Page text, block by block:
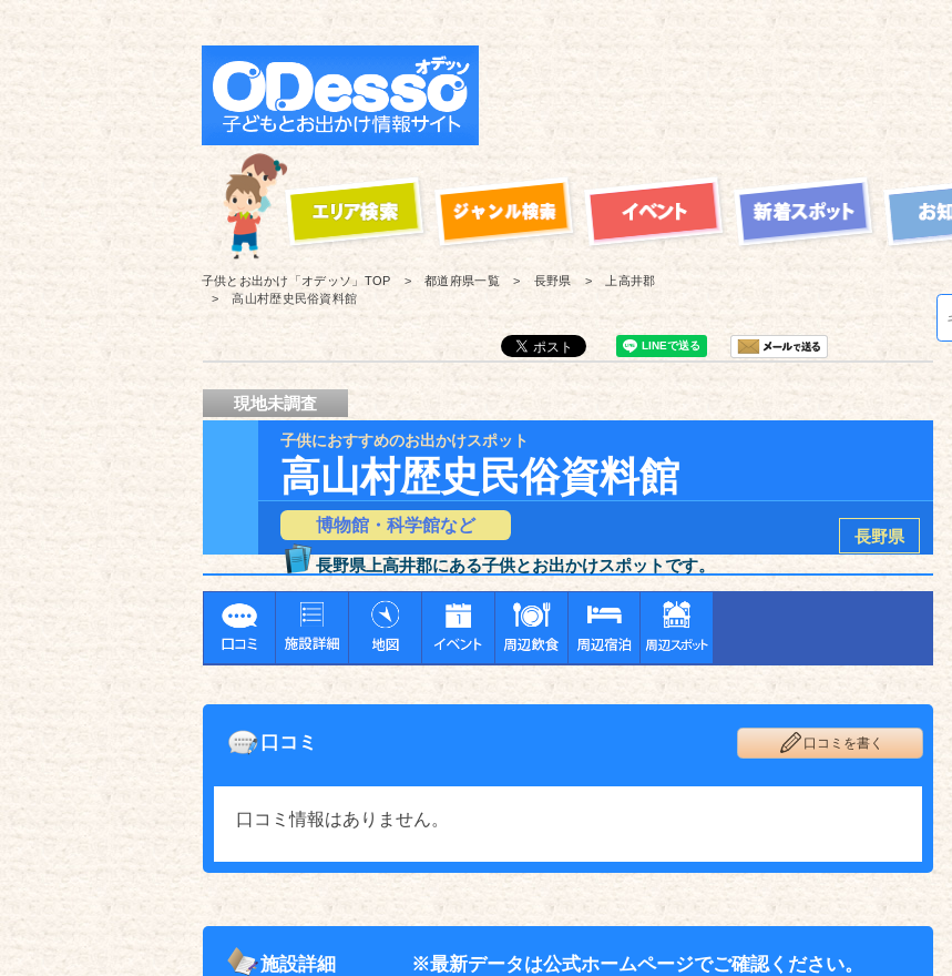
子供とお出かけ「オデッソ」 TOP 都道府県一覧 長野県
上高井郡
高山村歴史民俗資料館
現地未調査
子供におすすめのお出かけスポット
高山村歴史民俗資料館
博物館・科学館など
長野県
長野県上高井郡にある子供とお出かけスポットです。
口コミ 口コミを書く
口コミ情報はありません。
施設詳細 ※最新データは公式ホームページでご確認ください。